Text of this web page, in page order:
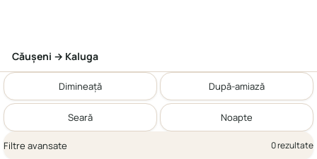
Căușeni → Kaluga
Dimineață După-amiază
Seară Noapte
Filtre avansate 0 rezultate